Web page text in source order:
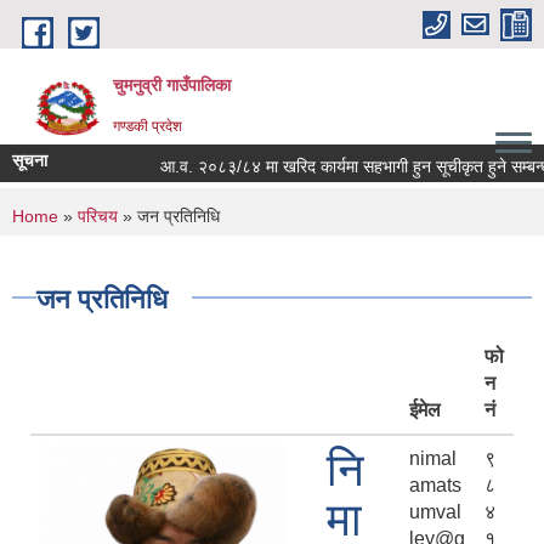
Skip to main content
चुमनुव्री गाउँपालिका
गण्डकी प्रदेश
सूचना आ.व. २०८३/८४ मा खरिद कार्यमा सहभागी हुन सूचीकृत हुने सम्बन्धी
You are here
Home » परिचय » जन प्रतिनिधि
जन प्रतिनिधि
ईमेल
फो
न
नं
नि
मा
nimal
amats
umval
ley@g
९
८
४
१